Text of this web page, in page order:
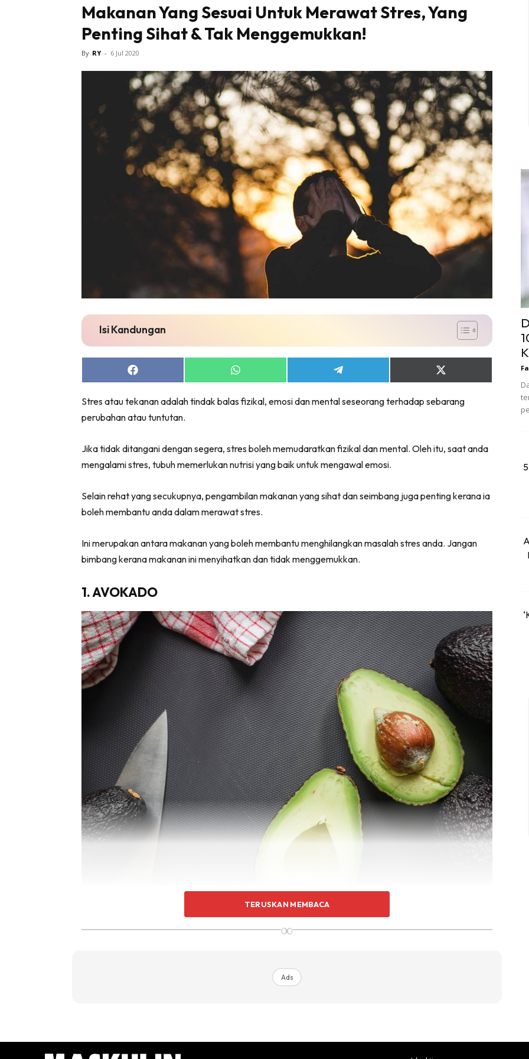
Makanan Yang Sesuai Untuk Merawat Stres, Yang
Penting Sihat & Tak Menggemukkan!
By RY - 6 Jul 2020
Isi Kandungan
Share
on
Share
on
Share
on
Share
on
(Twitter)
Stres atau tekanan adalah tindak balas fizikal, emosi dan mental seseorang terhadap sebarang
perubahan atau tuntutan.
Jika tidak ditangani dengan segera, stres boleh memudaratkan fizikal dan mental. Oleh itu, saat anda
mengalami stres, tubuh memerlukan nutrisi yang baik untuk mengawal emosi.
Selain rehat yang secukupnya, pengambilan makanan yang sihat dan seimbang juga penting kerana ia
boleh membantu anda dalam merawat stres.
Ini merupakan antara makanan yang boleh membantu menghilangkan masalah stres anda. Jangan
bimbang kerana makanan ini menyihatkan dan tidak menggemukkan.
1. AVOKADO
Selain boleh menurunkan paras gula dalam badan, buah yang sering menjadi pilihan ketika diet ini
dapat membantu mengawal hormon stres pada tubuh. Buah avokado kaya dengan pelbagai khasiat
TERUSKAN MEMBACA
∞
Ads